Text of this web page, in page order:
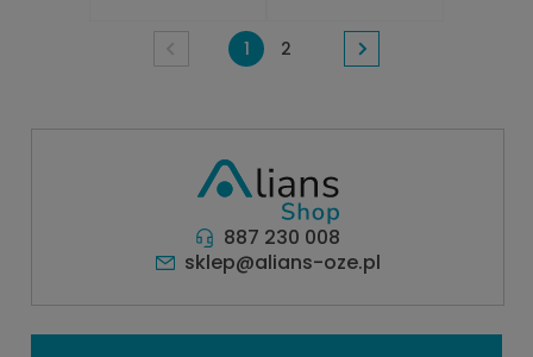
dostępności
1 2
887 230 008
sklep@alians-oze.pl